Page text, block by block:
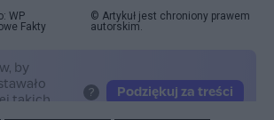
WP
Fakty
© Artykuł jest chroniony prawem
autorskim.